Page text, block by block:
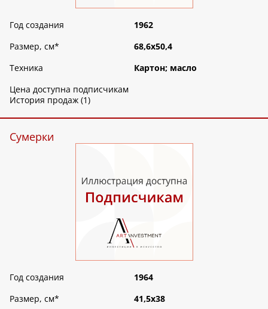
Год создания
1962
Размер, см*
68,6х50,4
Техника
Картон; масло
Цена доступна подписчикам
История продаж (1)
Сумерки
Год создания
1964
Размер, см*
41,5х38